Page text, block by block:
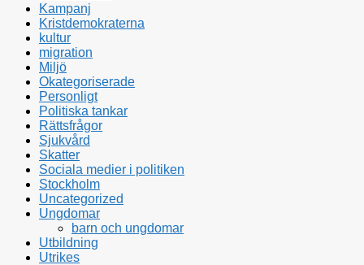
Kampanj
Kristdemokraterna
kultur
migration
Miljö
Okategoriserade
Personligt
Politiska tankar
Rättsfrågor
Sjukvård
Skatter
Sociala medier i politiken
Stockholm
Uncategorized
Ungdomar
barn och ungdomar
Utbildning
Utrikes